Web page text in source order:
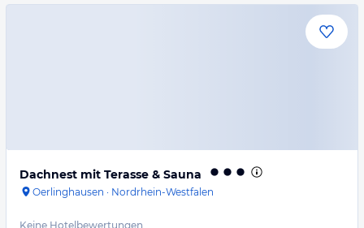
Dachnest mit Terasse & Sauna
Oerlinghausen · Nordrhein-Westfalen
Keine Hotelbewertungen